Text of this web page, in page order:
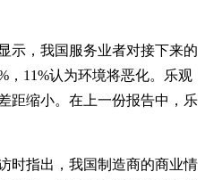
示，我国服务业者对接下来的
，11%认为环境将恶化。乐观
距缩小。在上一份报告中，乐
时指出，我国制造商的商业情